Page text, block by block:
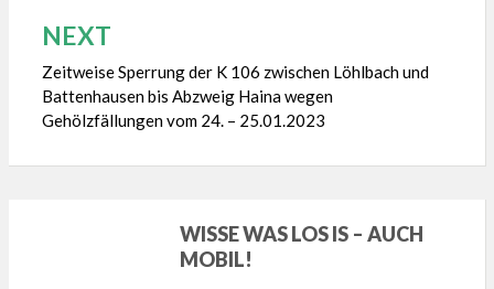
NEXT
Zeitweise Sperrung der K 106 zwischen Löhlbach und
Battenhausen bis Abzweig Haina wegen
Gehölzfällungen vom 24. – 25.01.2023
WISSE WAS LOS IS – AUCH
MOBIL!